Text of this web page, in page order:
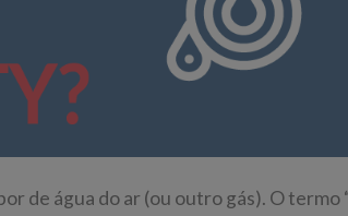
de água do ar (ou outro gás). O termo